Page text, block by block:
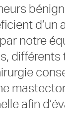
notre
afin